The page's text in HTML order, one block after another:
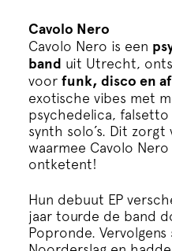
Cavolo Nero
Cavolo Nero is een
band uit Utrecht,
voor funk, disco en
exotische vibes met
psychedelica,
synth solo’s. Dit
waarmee Cavolo
ontketent!
Hun debuut EP
jaar tourde de band
Popronde.